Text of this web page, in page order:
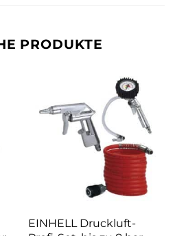
PRODUKTE
EINHELL Druckluft-